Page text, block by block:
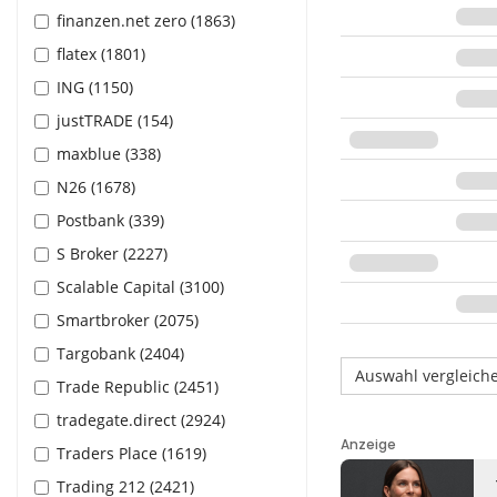
finanzen.net zero (1863)
flatex (1801)
ING (1150)
justTRADE (154)
maxblue (338)
N26 (1678)
Postbank (339)
S Broker (2227)
Scalable Capital (3100)
Smartbroker (2075)
Targobank (2404)
Trade Republic (2451)
tradegate.direct (2924)
Traders Place (1619)
Trading 212 (2421)
Auswahl